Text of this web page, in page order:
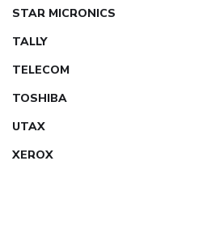
STAR MICRONICS
TALLY
TELECOM
TOSHIBA
UTAX
XEROX